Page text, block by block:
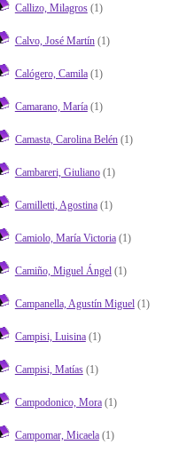
Callizo, Milagros(1)
Calvo, José Martín(1)
Calógero, Camila(1)
Camarano, María(1)
Camasta, Carolina Belén(1)
Cambareri, Giuliano(1)
Camilletti, Agostina(1)
Camiolo, María Victoria(1)
Camiño, Miguel Ángel(1)
Campanella, Agustín Miguel(1)
Campisi, Luisina(1)
Campisi, Matías(1)
Campodonico, Mora(1)
Campomar, Micaela(1)